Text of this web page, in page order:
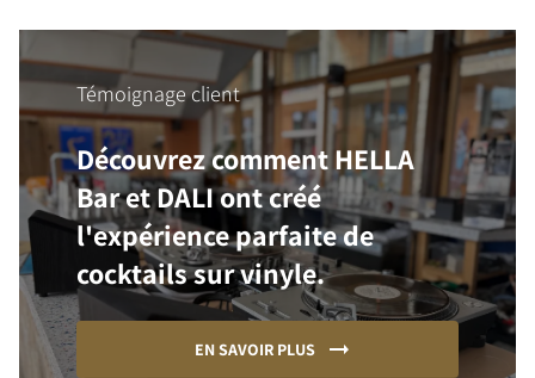
Témoignage client
Découvrez comment HELLA
Bar et DALI ont créé
l'expérience parfaite de
cocktails sur vinyle.
EN SAVOIR PLUS